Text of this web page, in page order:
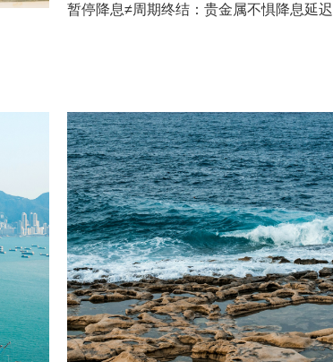
暂停降息≠周期终结：贵金属不惧降息延迟